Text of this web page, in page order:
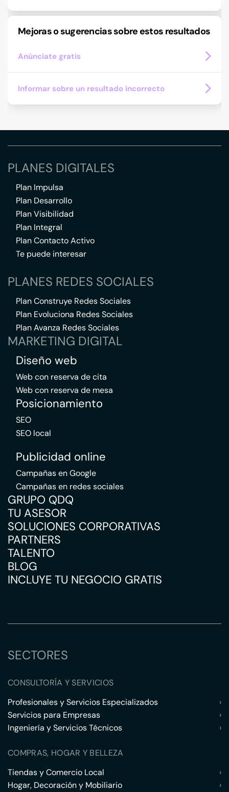
Mejoras o sugerencias sobre estos resultados
Anúnciate gratis
Informar sobre un resultado incorrecto
PLANES DIGITALES
Plan Impulsa
Plan Desarrollo
Plan Visibilidad
Plan Integral
Plan Contacto Activo
Te puede interesar
PLANES REDES SOCIALES
Plan Construye Redes Sociales
Plan Evoluciona Redes Sociales
Plan Avanza Redes Sociales
MARKETING DIGITAL
Diseño web
Web con reserva de cita
Web con reserva de mesa
Posicionamiento
SEO
SEO local
Publicidad online
Campañas en Google
Campañas en redes sociales
GRUPO QDQ
TU ASESOR
SOLUCIONES CORPORATIVAS
PARTNERS
TALENTO
BLOG
INCLUYE TU NEGOCIO GRATIS
SECTORES
CONSULTORÍA Y SERVICIOS
Profesionales y Servicios Especializados
›
Servicios para Empresas
›
Ingeniería y Servicios Técnicos
›
COMPRAS, HOGAR Y BELLEZA
Tiendas y Comercio Local
›
Hogar, Decoración y Mobiliario
›